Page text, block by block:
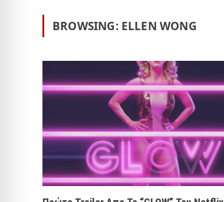
BROWSING: ELLEN WONG